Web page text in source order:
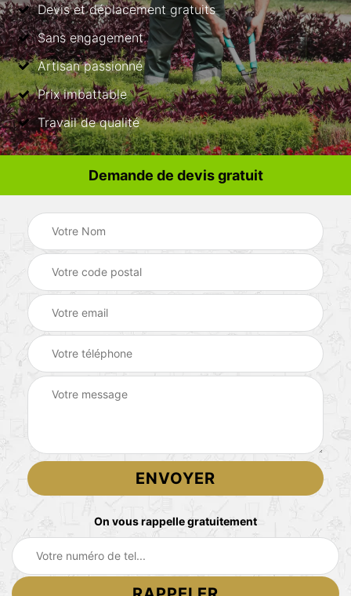
Devis et déplacement gratuits
Sans engagement
Artisan passionné
Prix imbattable
Travail de qualité
Demande de devis gratuit
On vous rappelle gratuitement